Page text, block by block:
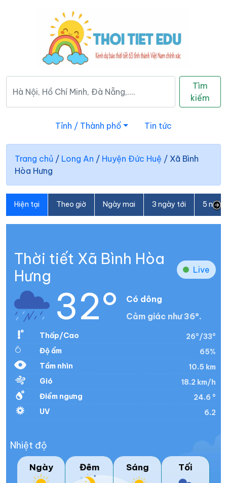
Tìm
kiếm
Tỉnh / Thành phố Tin tức
Trang chủ / Long An / Huyện Đức Huệ / Xã Bình
Hòa Hưng
Hiện tại Theo giờ Ngày mai 3 ngày tới 5
Thời tiết Xã Bình Hòa
Hưng
Live
32°
Có dông
Cảm giác như 36°.
Thấp/Cao
26°/33°
Độ ẩm
65%
Tầm nhìn
10.5 km
Gió
18.2 km/h
Điểm ngưng
24.6 °
UV
6.2
Nhiệt độ
Ngày Đêm Sáng Tối